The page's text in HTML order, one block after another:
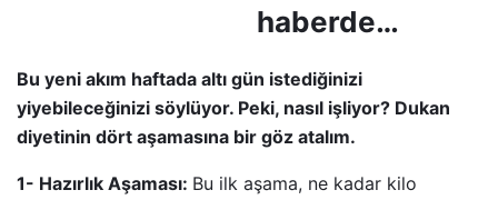
haberde…
Bu yeni akım haftada altı gün istediğinizi
yiyebileceğinizi söylüyor. Peki, nasıl işliyor? Dukan
diyetinin dört aşamasına bir göz atalım.
1- Hazırlık Aşaması: Bu ilk aşama, ne kadar kilo